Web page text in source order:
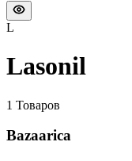
L
Lasonil
1 Товаров
Bazaarica